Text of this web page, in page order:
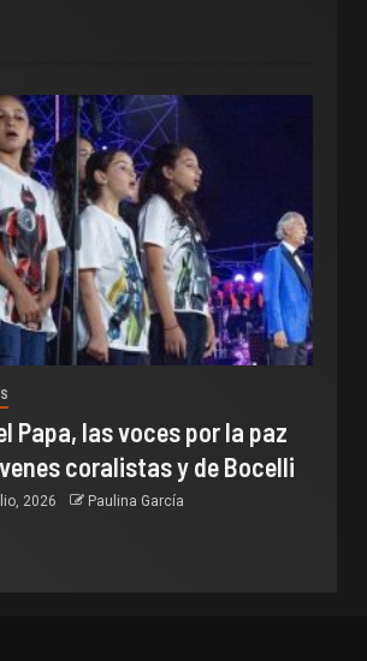
Papa, las voces por la paz
coralistas y de Bocelli
2026 Paulina García